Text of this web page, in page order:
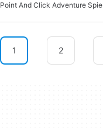
Point And Click Adventure
1 2